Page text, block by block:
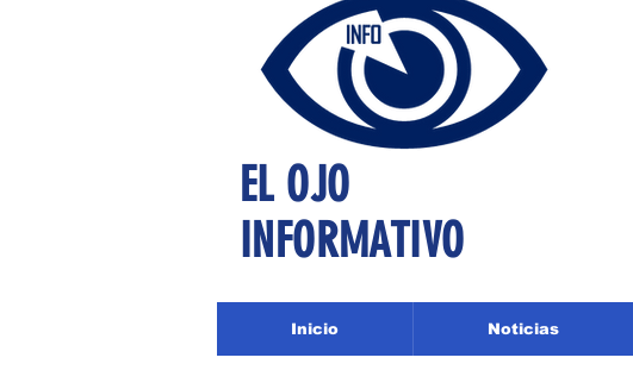
EL OJO
INFORMATIVO
Inicio Noticias